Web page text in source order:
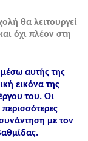
θα λειτουργεί
όχι πλέον στη
μέσω αυτής της
εικόνα της
του. Οι
με τον